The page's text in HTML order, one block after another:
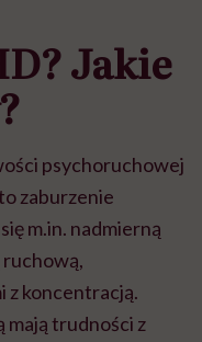
Jakie
psychoruchowej
zaburzenie
m.in. nadmierną
z koncentracją.
mają trudności z